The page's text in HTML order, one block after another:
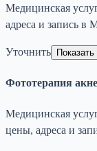
Медицинская
адреса и запись в
Уточнить
Фототерапия
Медицинская
цены, адреса и